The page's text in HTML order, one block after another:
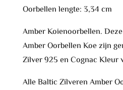
Oorbellen lengte: 3,34 cm
Amber Koienoorbellen.
Amber Oorbellen Koe zijn
Zilver 925 en Cognac Kleur
Alle Baltic Zilveren Amber